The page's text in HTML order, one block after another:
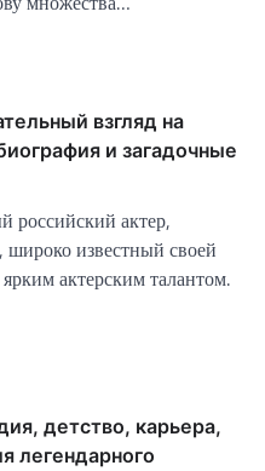
взгляд на
и загадочные
актер,
известный своей
актерским талантом.
детство, карьера,
легендарного